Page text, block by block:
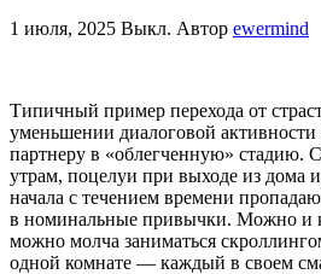
1 июля, 2025 Выкл. Автор ewermind
Типичный пример перехода от
уменьшении диалоговой активности
партнеру в «облегченную» стадию.
утрам, поцелуи при выходе из дома
начала с течением времени
в номинальные привычки. Можно и
можно молча заниматься
одной комнате — каждый в своем